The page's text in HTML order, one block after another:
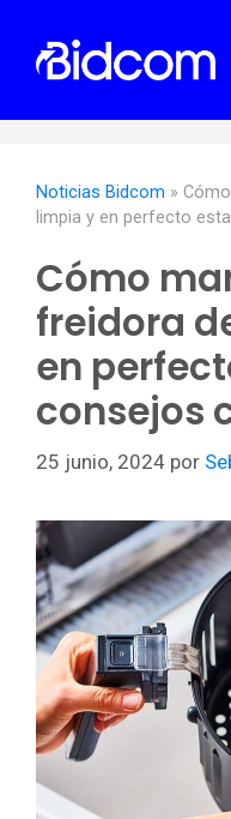
contenido
Noticias Bidcom »
limpia y en perfecto
Cómo
freidora
en
consejos
25 junio, 2024 por